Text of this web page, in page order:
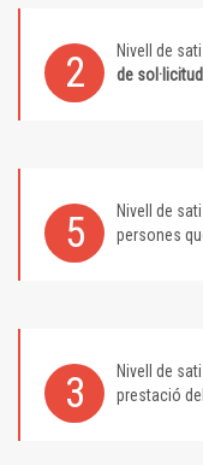
2 Nivell de
de sol·licitud
5 Nivell de
persones
3 Nivell de
prestació